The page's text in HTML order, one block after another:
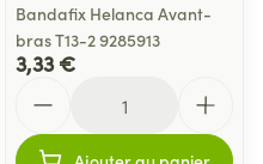
Bandafix Helanca Avant-
bras T13-2 9285913
3,33 €